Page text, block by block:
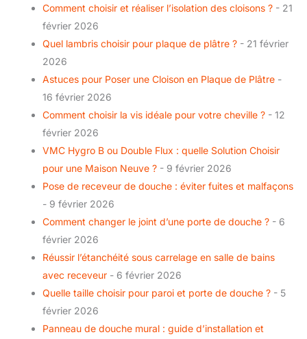
Comment choisir et réaliser l’isolation des cloisons ? - 21
février 2026
Quel lambris choisir pour plaque de plâtre ? - 21 février
2026
Astuces pour Poser une Cloison en Plaque de Plâtre -
16 février 2026
Comment choisir la vis idéale pour votre cheville ? - 12
février 2026
VMC Hygro B ou Double Flux : quelle Solution Choisir
pour une Maison Neuve ? - 9 février 2026
Pose de receveur de douche : éviter fuites et malfaçons
- 9 février 2026
Comment changer le joint d’une porte de douche ? - 6
février 2026
Réussir l’étanchéité sous carrelage en salle de bains
avec receveur - 6 février 2026
Quelle taille choisir pour paroi et porte de douche ? - 5
février 2026
Panneau de douche mural : guide d’installation et